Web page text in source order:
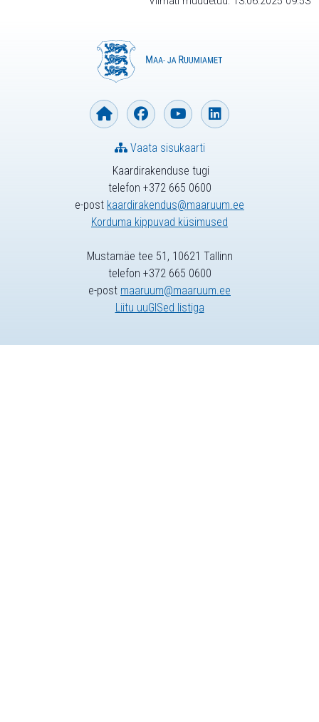
Kaardirakenduse tugi
telefon +372 665 0600
e-post kaardirakendus@maaruum.ee
Korduma kippuvad küsimused
Vaata sisukaarti
Mustamäe tee 51, 10621 Tallinn
telefon +372 665 0600
e-post maaruum@maaruum.ee
Liitu uuGISed listiga